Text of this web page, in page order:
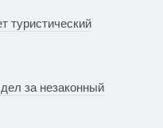
туристический
за незаконный